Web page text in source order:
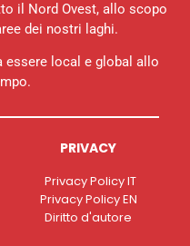
il Nord Ovest, allo scopo
dei nostri laghi.
essere local e global allo
PRIVACY
Privacy Policy IT
Privacy Policy EN
Diritto d'autore